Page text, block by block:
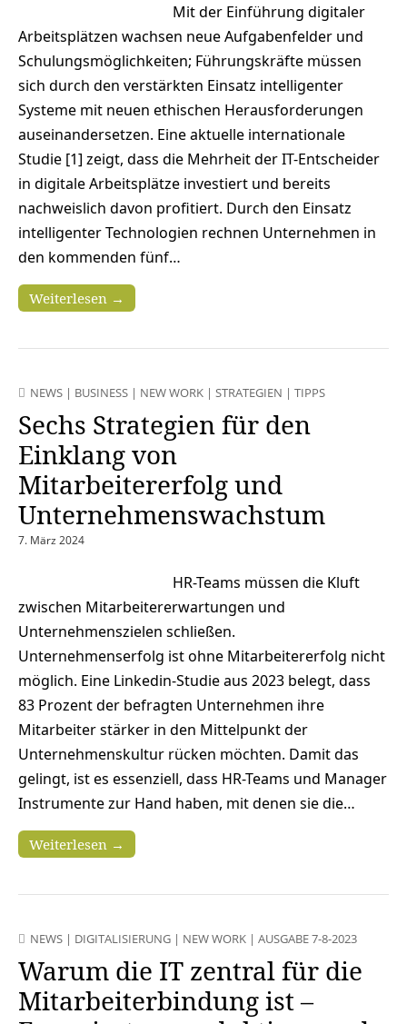
Mit der Einführung digitaler
Arbeitsplätzen wachsen neue Aufgabenfelder und
Schulungsmöglichkeiten; Führungskräfte müssen
sich durch den verstärkten Einsatz intelligenter
Systeme mit neuen ethischen Herausforderungen
auseinandersetzen. Eine aktuelle internationale
Studie [1] zeigt, dass die Mehrheit der IT-Entscheider
in digitale Arbeitsplätze investiert und bereits
nachweislich davon profitiert. Durch den Einsatz
intelligenter Technologien rechnen Unternehmen in
den kommenden fünf…
Weiterlesen →
NEWS | BUSINESS | NEW WORK | STRATEGIEN | TIPPS
Sechs Strategien für den
Einklang von
Mitarbeitererfolg und
Unternehmenswachstum
7. März 2024
HR-Teams müssen die Kluft
zwischen Mitarbeitererwartungen und
Unternehmenszielen schließen.
Unternehmenserfolg ist ohne Mitarbeitererfolg nicht
möglich. Eine Linkedin-Studie aus 2023 belegt, dass
83 Prozent der befragten Unternehmen ihre
Mitarbeiter stärker in den Mittelpunkt der
Unternehmenskultur rücken möchten. Damit das
gelingt, ist es essenziell, dass HR-Teams und Manager
Instrumente zur Hand haben, mit denen sie die…
Weiterlesen →
NEWS | DIGITALISIERUNG | NEW WORK | AUSGABE 7-8-2023
Warum die IT zentral für die
Mitarbeiterbindung ist –